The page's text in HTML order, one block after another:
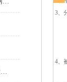
如何选择合适的有毒有害气体检测仪
3、
4、